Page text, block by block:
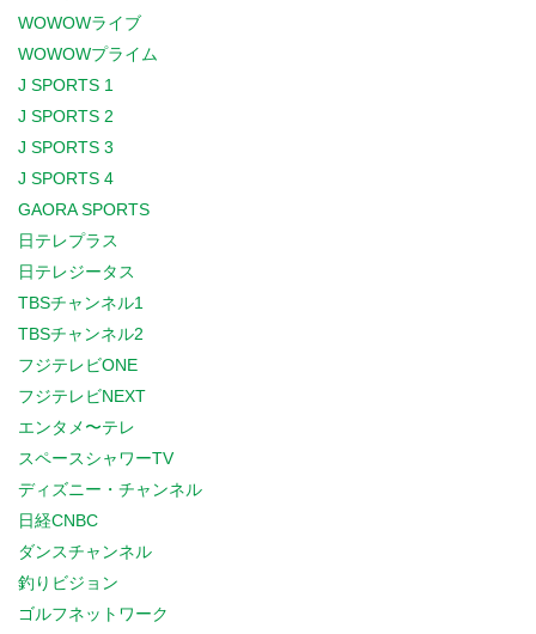
WOWOWライブ
WOWOWプライム
J SPORTS 1
J SPORTS 2
J SPORTS 3
J SPORTS 4
GAORA SPORTS
日テレプラス
日テレジータス
TBSチャンネル1
TBSチャンネル2
フジテレビONE
フジテレビNEXT
エンタメ〜テレ
スペースシャワーTV
ディズニー・チャンネル
日経CNBC
ダンスチャンネル
釣りビジョン
ゴルフネットワーク